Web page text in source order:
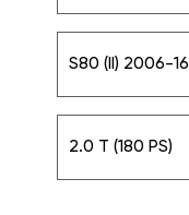
S80 (II) 2006-16
2.0 T (180 PS)